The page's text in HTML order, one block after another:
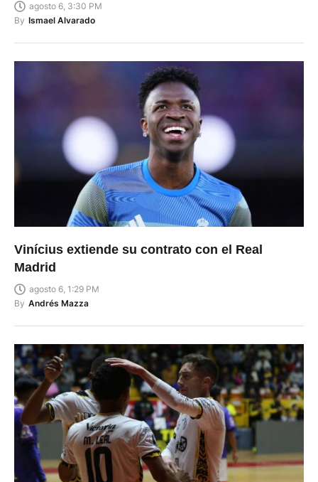
agosto 6, 3:30 PM
By Ismael Alvarado
Vinícius extiende su contrato con el Real
Madrid
agosto 6, 1:29 PM
By Andrés Mazza